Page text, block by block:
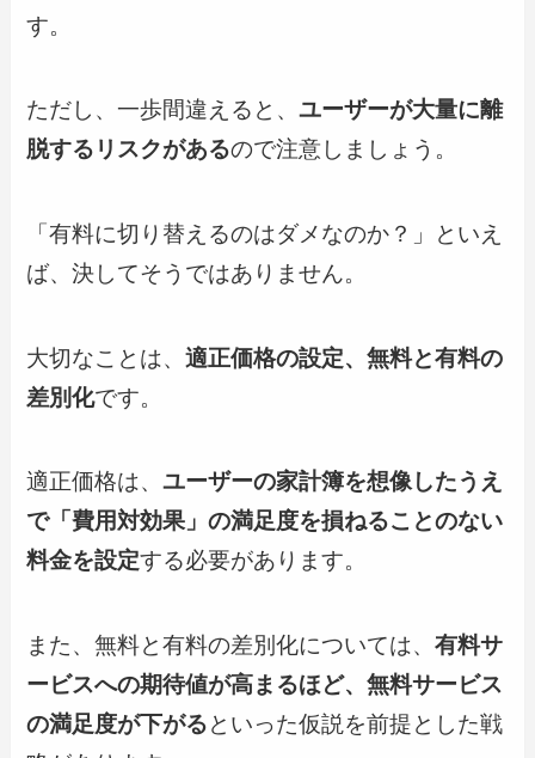
す。
ただし、一歩間違えると、ユーザーが大量に離
脱するリスクがあるので注意しましょう。
「有料に切り替えるのはダメなのか？」といえ
ば、決してそうではありません。
大切なことは、適正価格の設定、無料と有料の
差別化です。
適正価格は、ユーザーの家計簿を想像したうえ
で「費用対効果」の満足度を損ねることのない
料金を設定する必要があります。
また、無料と有料の差別化については、有料サ
ービスへの期待値が高まるほど、無料サービス
の満足度が下がるといった仮説を前提とした戦